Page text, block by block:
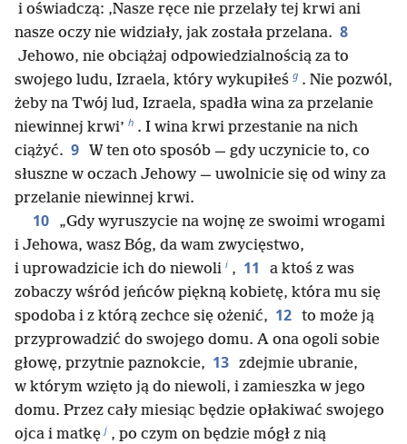
i oświadczą: ‚Nasze ręce nie przelały tej krwi ani
nasze oczy nie widziały, jak została przelana. 8
Jehowo, nie obciążaj odpowiedzialnością za to
swojego ludu, Izraela, który wykupiłeś g . Nie pozwól,
żeby na Twój lud, Izraela, spadła wina za przelanie
niewinnej krwi’ h . I wina krwi przestanie na nich
ciążyć. 9 W ten oto sposób — gdy uczynicie to, co
słuszne w oczach Jehowy — uwolnicie się od winy za
przelanie niewinnej krwi.
10
„Gdy wyruszycie na wojnę ze swoimi wrogami
i Jehowa, wasz Bóg, da wam zwycięstwo,
i uprowadzicie ich do niewoli i , 11
a ktoś z was
zobaczy wśród jeńców piękną kobietę, która mu się
spodoba i z którą zechce się ożenić, 12 to może ją
przyprowadzić do swojego domu. A ona ogoli sobie
głowę, przytnie paznokcie, 13 zdejmie ubranie,
w którym wzięto ją do niewoli, i zamieszka w jego
domu. Przez cały miesiąc będzie opłakiwać swojego
ojca i matkę j , po czym on będzie mógł z nią